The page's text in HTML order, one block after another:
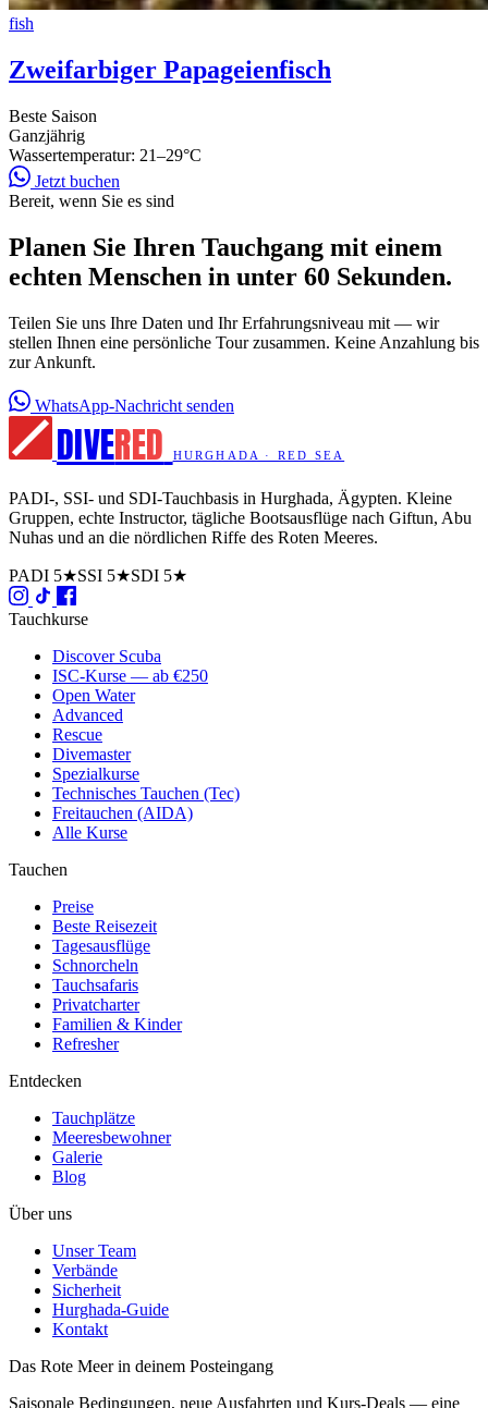
fish
Zweifarbiger Papageienfisch
Beste Saison
Ganzjährig
Wassertemperatur: 21–29°C
Jetzt buchen
Bereit, wenn Sie es sind
Planen Sie Ihren Tauchgang mit einem
echten Menschen in unter 60 Sekunden.
Teilen Sie uns Ihre Daten und Ihr Erfahrungsniveau mit — wir
stellen Ihnen eine persönliche Tour zusammen. Keine Anzahlung bis
zur Ankunft.
WhatsApp-Nachricht senden
DIVERED HURGHADA · RED SEA
PADI-, SSI- und SDI-Tauchbasis in Hurghada, Ägypten. Kleine
Gruppen, echte Instructor, tägliche Bootsausflüge nach Giftun, Abu
Nuhas und an die nördlichen Riffe des Roten Meeres.
PADI 5★SSI 5★SDI 5★
Tauchkurse
Discover Scuba
ISC-Kurse — ab €250
Open Water
Advanced
Rescue
Divemaster
Spezialkurse
Technisches Tauchen (Tec)
Freitauchen (AIDA)
Alle Kurse
Tauchen
Preise
Beste Reisezeit
Tagesausflüge
Schnorcheln
Tauchsafaris
Privatcharter
Familien & Kinder
Refresher
Entdecken
Tauchplätze
Meeresbewohner
Galerie
Blog
Über uns
Unser Team
Verbände
Sicherheit
Hurghada-Guide
Kontakt
Das Rote Meer in deinem Posteingang
Saisonale Bedingungen, neue Ausfahrten und Kurs-Deals — eine